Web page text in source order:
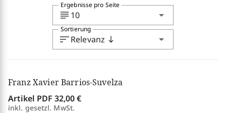
subject 10 arrow_drop_down
Ergebnisse pro Seite
sortRelevanz south arrow_drop_down
Sortierung
Franz Xavier Barrios-Suvelza
Artikel PDF 32,00 €
inkl. gesetzl. MwSt.